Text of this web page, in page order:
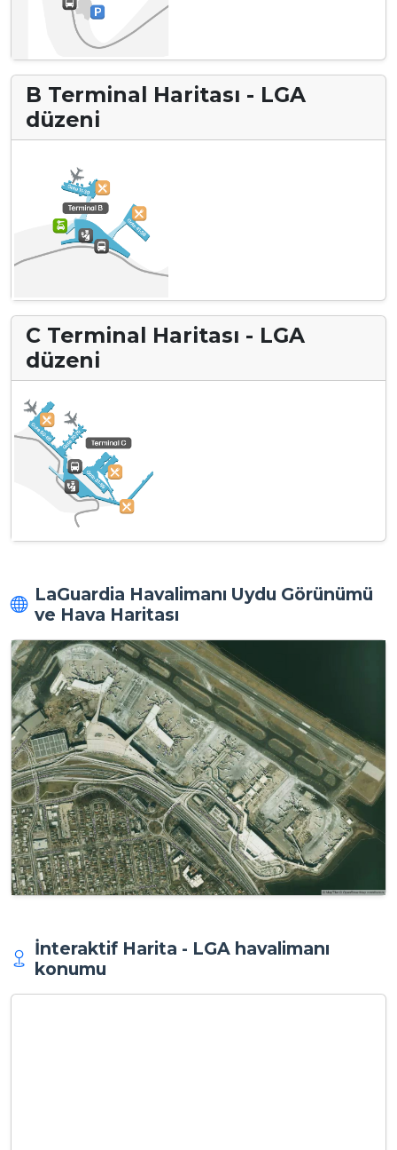
B Terminal Haritası - LGA
düzeni
C Terminal Haritası - LGA
düzeni
LaGuardia Havalimanı Uydu Görünümü
ve Hava Haritası
İnteraktif Harita - LGA havalimanı
konumu